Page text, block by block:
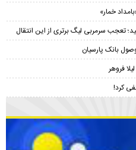
خمار»
تعجب سرمربی لیگ برتری از این انتقال